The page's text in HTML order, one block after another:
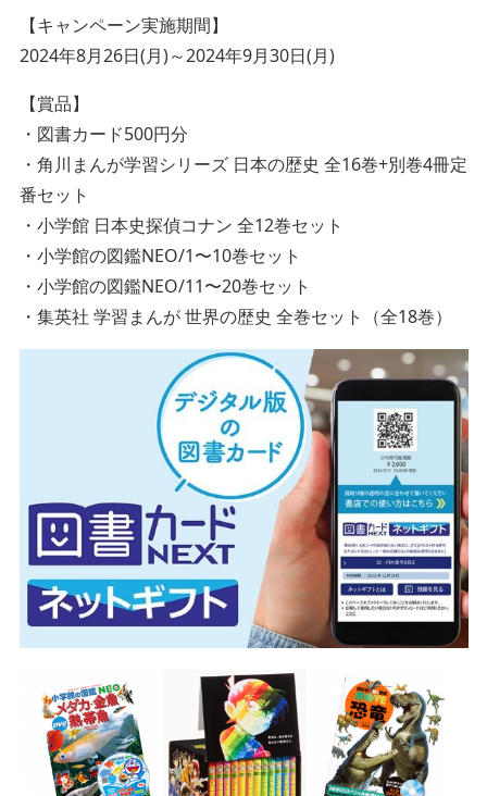
【キャンペーン実施期間】
2024年8月26日(月)～2024年9月30日(月)
【賞品】
・図書カード500円分
・角川まんが学習シリーズ 日本の歴史 全16巻+別巻4冊定
番セット
・小学館 日本史探偵コナン 全12巻セット
・小学館の図鑑NEO/1〜10巻セット
・小学館の図鑑NEO/11〜20巻セット
・集英社 学習まんが 世界の歴史 全巻セット（全18巻）